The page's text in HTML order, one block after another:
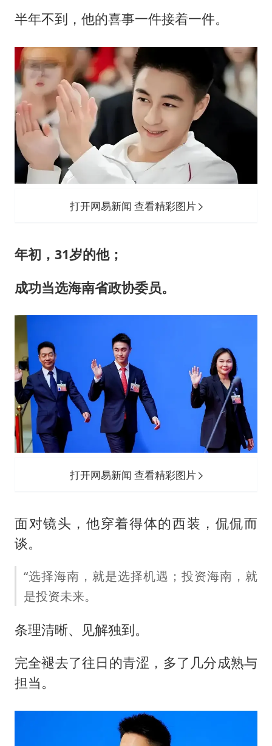
半年不到，他的喜事一件接着一件。
打开网易新闻 查看精彩图片
年初，31岁的他；
成功当选海南省政协委员。
打开网易新闻 查看精彩图片
面对镜头，他穿着得体的西装，侃侃而
谈。
“选择海南，就是选择机遇；投资海南，就
是投资未来。
条理清晰、见解独到。
完全褪去了往日的青涩，多了几分成熟与
担当。